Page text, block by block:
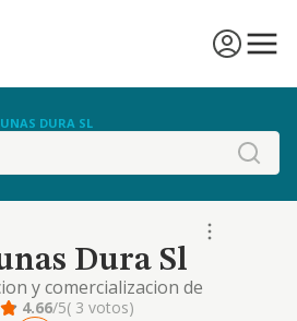
DURA SL
Dura Sl
y comercializacion de
envasados para la alimentacion
4.66/5( 3 votos)